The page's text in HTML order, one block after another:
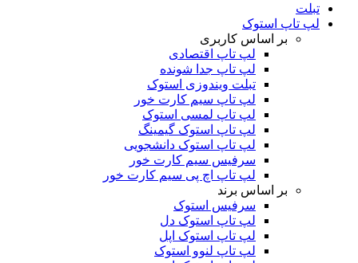
تبلت
لپ تاپ استوک
بر اساس کاربری
لپ تاپ اقتصادی
لپ تاپ جدا شونده
تبلت ویندوزی استوک
لپ تاپ سیم کارت خور
لپ تاپ لمسی استوک
لپ تاپ استوک گیمینگ
لپ تاپ استوک دانشجویی
سرفیس سیم کارت خور
لپ تاپ اچ پی سیم کارت خور
بر اساس برند
سرفیس استوک
لپ تاپ استوک دل
لپ تاپ استوک اپل
لپ تاپ لنوو استوک